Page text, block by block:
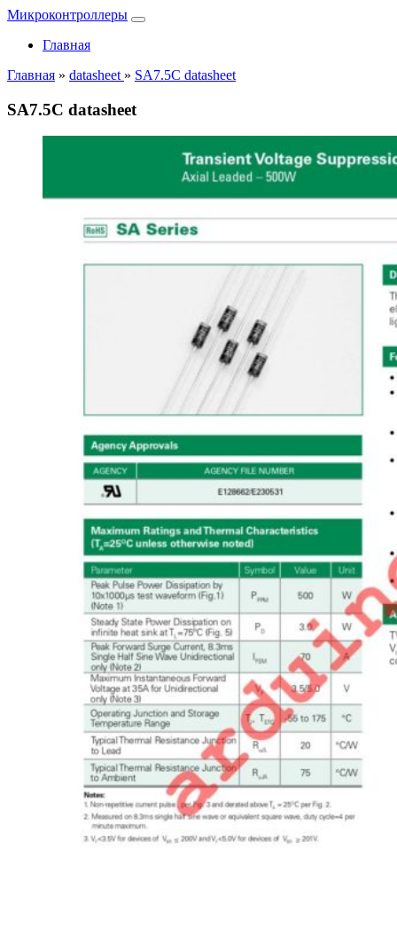
Микроконтроллеры
Главная
Главная » datasheet » SA7.5C datasheet
SA7.5C datasheet